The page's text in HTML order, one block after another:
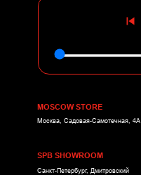
MOSCOW STORE
Москва, Садовая-Самотечная, 4А
SPB SHOWROOM
Санкт-Петербург, Дмитровский